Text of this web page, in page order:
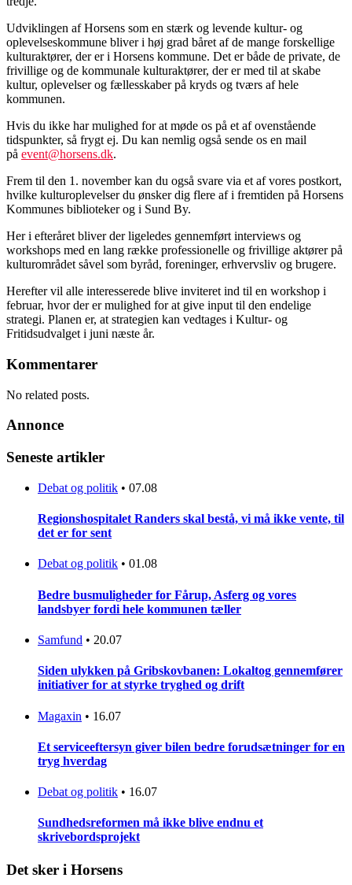
Udviklingen af Horsens som en stærk og levende kultur- og
oplevelseskommune bliver i høj grad båret af de mange forskellige
kulturaktører, der er i Horsens kommune. Det er både de private, de
frivillige og de kommunale kulturaktører, der er med til at skabe
kultur, oplevelser og fællesskaber på kryds og tværs af hele
kommunen.
Hvis du ikke har mulighed for at møde os på et af ovenstående
tidspunkter, så frygt ej. Du kan nemlig også sende os en mail
på event@horsens.dk.
Frem til den 1. november kan du også svare via et af vores postkort,
hvilke kulturoplevelser du ønsker dig flere af i fremtiden på Horsens
Kommunes biblioteker og i Sund By.
Her i efteråret bliver der ligeledes gennemført interviews og
workshops med en lang række professionelle og frivillige aktører på
kulturområdet såvel som byråd, foreninger, erhvervsliv og brugere.
Herefter vil alle interesserede blive inviteret ind til en workshop i
februar, hvor der er mulighed for at give input til den endelige
strategi. Planen er, at strategien kan vedtages i Kultur- og
Fritidsudvalget i juni næste år.
Kommentarer
No related posts.
Annonce
Seneste artikler
Debat og politik • 07.08
Regionshospitalet Randers skal bestå, vi må ikke vente, til
det er for sent
Debat og politik • 01.08
Bedre busmuligheder for Fårup, Asferg og vores
landsbyer fordi hele kommunen tæller
Samfund • 20.07
Siden ulykken på Gribskovbanen: Lokaltog gennemfører
initiativer for at styrke tryghed og drift
Magaxin • 16.07
Et serviceeftersyn giver bilen bedre forudsætninger for en
tryg hverdag
Debat og politik • 16.07
Sundhedsreformen må ikke blive endnu et
skrivebordsprojekt
Det sker i Horsens